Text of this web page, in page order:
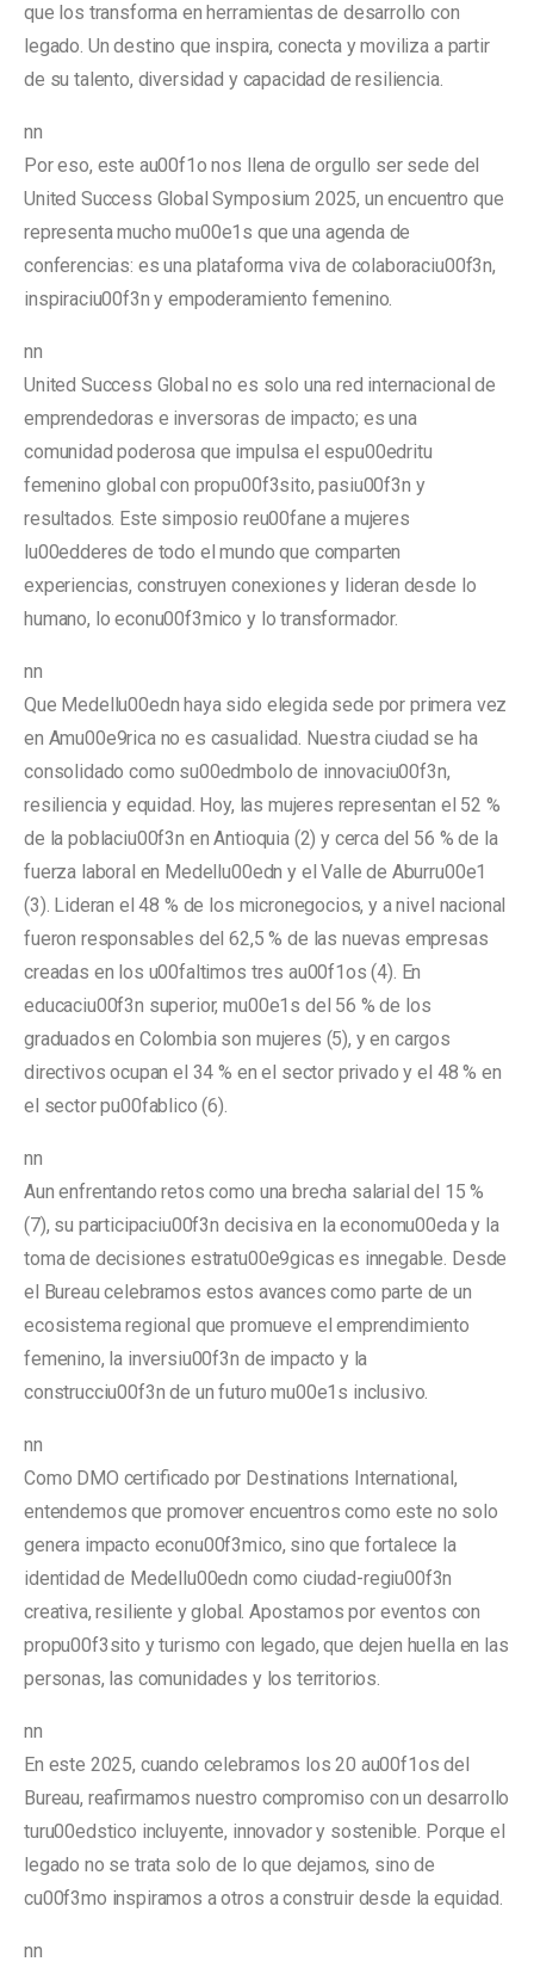
que los transforma en herramientas de desarrollo con
legado. Un destino que inspira, conecta y moviliza a partir
de su talento, diversidad y capacidad de resiliencia.
nn
Por eso, este au00f1o nos llena de orgullo ser sede del
United Success Global Symposium 2025, un encuentro que
representa mucho mu00e1s que una agenda de
conferencias: es una plataforma viva de colaboraciu00f3n,
inspiraciu00f3n y empoderamiento femenino.
nn
United Success Global no es solo una red internacional de
emprendedoras e inversoras de impacto; es una
comunidad poderosa que impulsa el espu00edritu
femenino global con propu00f3sito, pasiu00f3n y
resultados. Este simposio reu00fane a mujeres
lu00edderes de todo el mundo que comparten
experiencias, construyen conexiones y lideran desde lo
humano, lo econu00f3mico y lo transformador.
nn
Que Medellu00edn haya sido elegida sede por primera vez
en Amu00e9rica no es casualidad. Nuestra ciudad se ha
consolidado como su00edmbolo de innovaciu00f3n,
resiliencia y equidad. Hoy, las mujeres representan el 52 %
de la poblaciu00f3n en Antioquia (2) y cerca del 56 % de la
fuerza laboral en Medellu00edn y el Valle de Aburru00e1
(3). Lideran el 48 % de los micronegocios, y a nivel nacional
fueron responsables del 62,5 % de las nuevas empresas
creadas en los u00faltimos tres au00f1os (4). En
educaciu00f3n superior, mu00e1s del 56 % de los
graduados en Colombia son mujeres (5), y en cargos
directivos ocupan el 34 % en el sector privado y el 48 % en
el sector pu00fablico (6).
nn
Aun enfrentando retos como una brecha salarial del 15 %
(7), su participaciu00f3n decisiva en la economu00eda y la
toma de decisiones estratu00e9gicas es innegable. Desde
el Bureau celebramos estos avances como parte de un
ecosistema regional que promueve el emprendimiento
femenino, la inversiu00f3n de impacto y la
construcciu00f3n de un futuro mu00e1s inclusivo.
nn
Como DMO certificado por Destinations International,
entendemos que promover encuentros como este no solo
genera impacto econu00f3mico, sino que fortalece la
identidad de Medellu00edn como ciudad-regiu00f3n
creativa, resiliente y global. Apostamos por eventos con
propu00f3sito y turismo con legado, que dejen huella en las
personas, las comunidades y los territorios.
nn
En este 2025, cuando celebramos los 20 au00f1os del
Bureau, reafirmamos nuestro compromiso con un desarrollo
turu00edstico incluyente, innovador y sostenible. Porque el
legado no se trata solo de lo que dejamos, sino de
cu00f3mo inspiramos a otros a construir desde la equidad.
nn